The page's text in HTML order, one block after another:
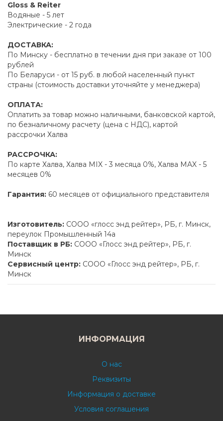
Gloss & Reiter
Водяные - 5 лет
Электрические - 2 года
ДОСТАВКА:
По Минску - бесплатно в течении дня при заказе от 100
рублей
По Беларуси - от 15 руб. в любой населенный пункт
страны (стоимость доставки уточняйте у менеджера)
ОПЛАТА:
Оплатить за товар можно наличными, банковской картой,
по безналичному расчету (цена с НДС), картой
рассрочки Халва
РАССРОЧКА:
По карте Халва, Халва MIX - 3 месяца 0%, Халва MAX - 5
месяцев 0%
Гарантия: 60 месяцев от официального представителя
Изготовитель: СООО «глосс энд рейтер», РБ, г. Минск,
переулок Промышленный 14а
Поставщик в РБ: СООО «Глосс энд рейтер», РБ, г.
Минск
Сервисный центр: СООО «Глосс энд рейтер», РБ, г.
Минск
ИНФОРМАЦИЯ
О нас
Реквизиты
Информация о доставке
Условия соглашения